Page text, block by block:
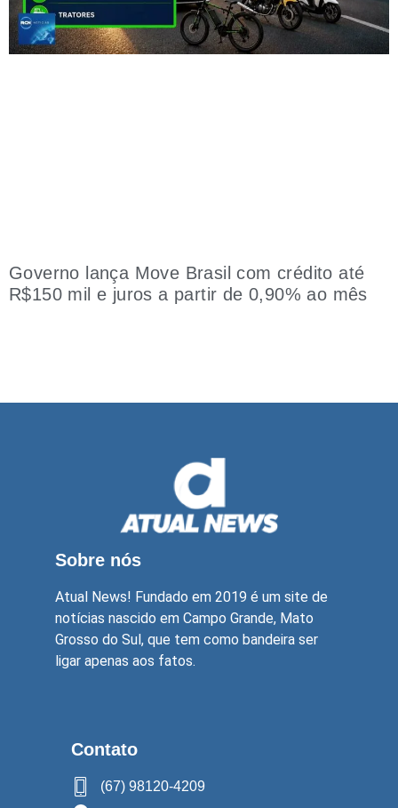
Governo lança Move Brasil com crédito até
R$150 mil e juros a partir de 0,90% ao mês
Sobre nós
Atual News! Fundado em 2019 é um site de
notícias nascido em Campo Grande, Mato
Grosso do Sul, que tem como bandeira ser
ligar apenas aos fatos.
Contato
(67) 98120-4209